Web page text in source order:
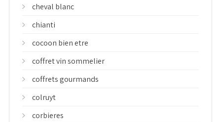
cheval blanc
chianti
cocoon bien etre
coffret vin sommelier
coffrets gourmands
colruyt
corbieres